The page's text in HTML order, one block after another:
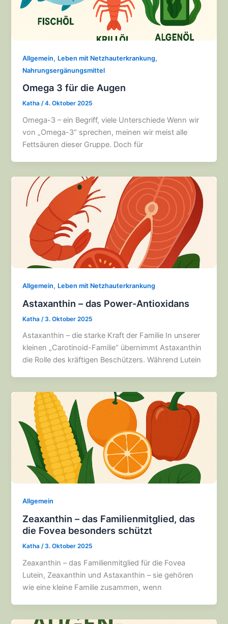
Allgemein, Leben mit Netzhauterkrankung,
Nahrungsergänungsmittel
Omega 3 für die Augen
Katha/4. Oktober 2025
Omega-3 – ein Begriff, viele Unterschiede Wenn wir
von „Omega-3“ sprechen, meinen wir meist alle
Fettsäuren dieser Gruppe. Doch für
Allgemein, Leben mit Netzhauterkrankung
Astaxanthin – das Power-Antioxidans
Katha /3. Oktober 2025
Astaxanthin – die starke Kraft der Familie In unserer
kleinen „Carotinoid-Familie“ übernimmt Astaxanthin
die Rolle des kräftigen Beschützers. Während Lutein
Allgemein
Zeaxanthin – das Familienmitglied, das
die Fovea besonders schützt
Katha/3. Oktober 2025
Zeaxanthin – das Familienmitglied für die Fovea
Lutein, Zeaxanthin und Astaxanthin – sie gehören
wie eine kleine Familie zusammen, wenn